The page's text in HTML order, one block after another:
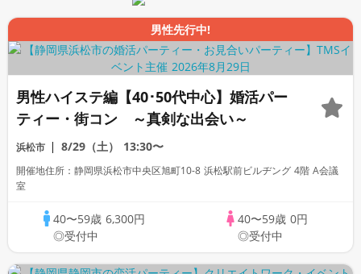
男性先行中!
男性ハイステ編【40･50代中心】婚活パー
ティー・街コン ～真剣な出会い～
浜松市 8/29（土） 13:30〜
開催地住所：静岡県浜松市中央区旭町10-8 浜松駅前ビルヂング 4階 A会議
室
40〜59歳 6,300円
◎受付中
40〜59歳 0円
◎受付中